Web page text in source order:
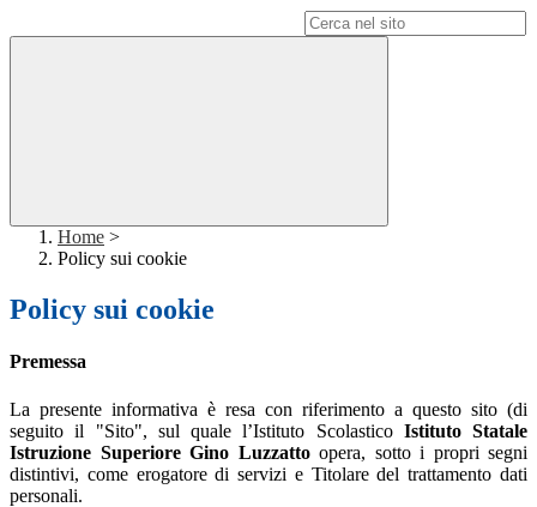
Home >
Policy sui cookie
Policy sui cookie
Premessa
La presente informativa è resa con riferimento a questo sito (di
seguito il "Sito", sul quale l’Istituto Scolastico Istituto Statale
Istruzione Superiore Gino Luzzattoopera, sotto i propri segni
distintivi, come erogatore di servizi e Titolare del trattamento dati
personali.